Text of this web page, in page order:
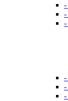
-
-
-
-
-
-